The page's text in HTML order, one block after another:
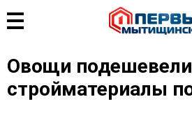
Овощи
стройматериалы